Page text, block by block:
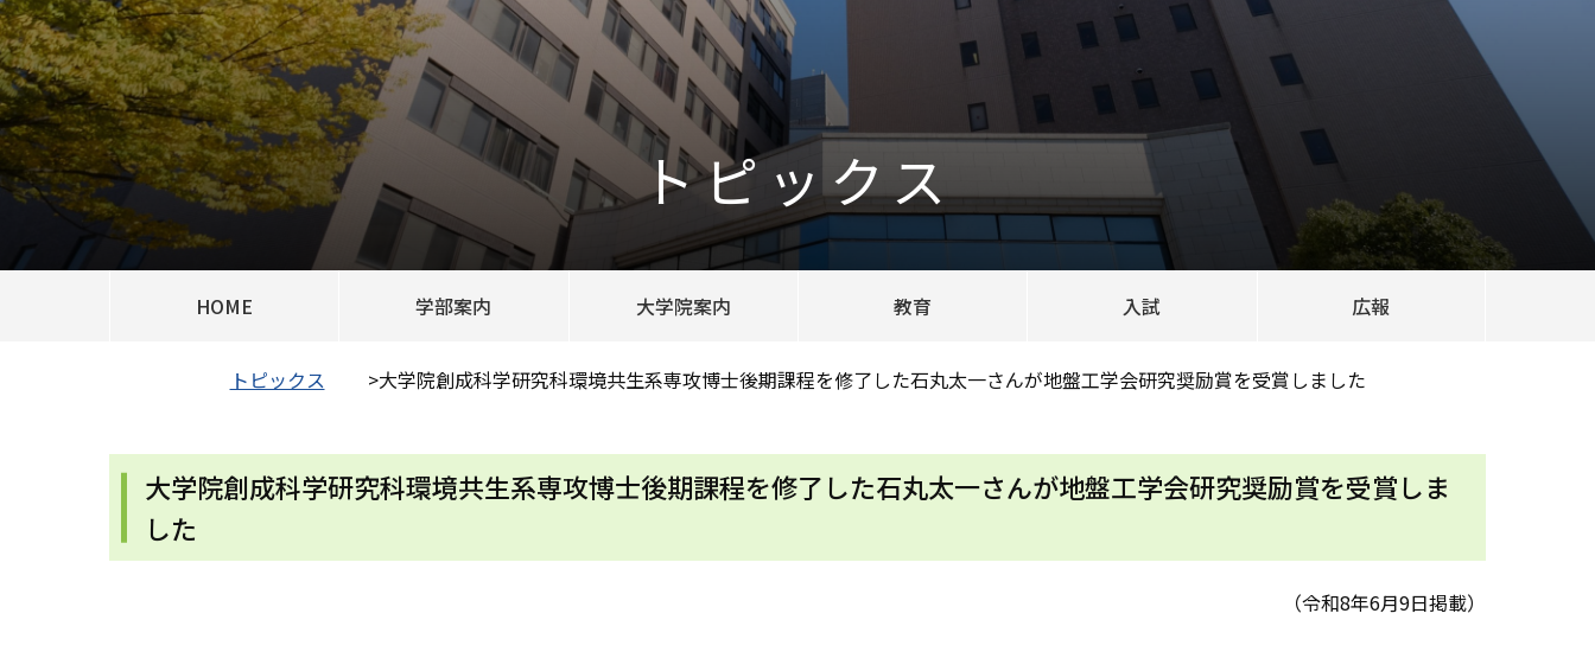
トピックス
HOME 学部案内 大学院案内 教育 入試 広報
トピックス >大学院創成科学研究科環境共生系専攻博士後期課程を修了した石丸太一さんが地盤工学会研究奨励賞を受賞しました
大学院創成科学研究科環境共生系専攻博士後期課程を修了した石丸太一さんが地盤工学会研究奨励賞を受賞しま
した
（令和8年6月9日掲載）